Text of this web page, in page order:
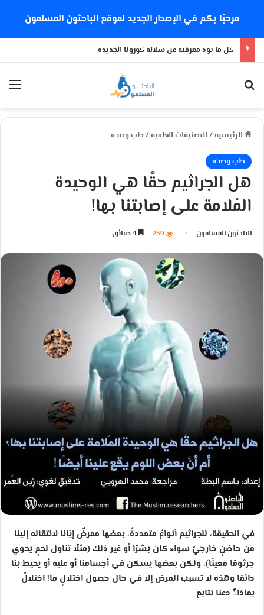
مرحبًا بكم في الإصدار الجديد لموقع الباحثون المسلمون
كل ما تود معرفته عن سلالة كورونا الجديدة
الرئيسية / التصنيفات العلمية / طب وصحة
طب وصحة
هل الجراثيم حقًا هي الوحيدة
المُلامة على إصابتنا بها!
الباحثون المسلمون 239
في الحقيقة، للجراثيم أنواعٌ متعددةٌ، بعضها ممرضٌ إيّانا لانتقاله إلينا
من حاضنٍ خارجيّ سواء كان بشرًا أو غير ذلك (مثلًا تناول لحمٍ يحوي
جرثومًا معينًا)، ولكن بعضها يسكن في أجسامنا أو عليه أو يحيط بنا
دائمًا وهذه لا تسبب المرض إلا في حال حصول اختلالٍ ما! اختلالٌ
بماذا؟ دعنا نتابع